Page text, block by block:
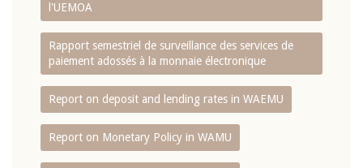
l'UEMOA
Rapport semestriel de surveillance des services de
paiement adossés à la monnaie électronique
Report on deposit and lending rates in WAEMU
Report on Monetary Policy in WAMU